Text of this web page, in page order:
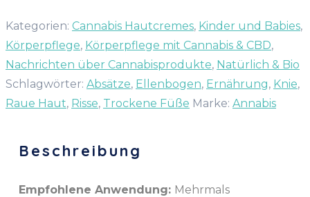
Kategorien: Cannabis Hautcremes, Kinder und Babies,
Körperpflege, Körperpflege mit Cannabis & CBD,
Nachrichten über Cannabisprodukte, Natürlich & Bio
Schlagwörter: Absätze, Ellenbogen, Ernährung, Knie,
Raue Haut, Risse, Trockene Füße Marke: Annabis
Beschreibung
Empfohlene Anwendung: Mehrmals